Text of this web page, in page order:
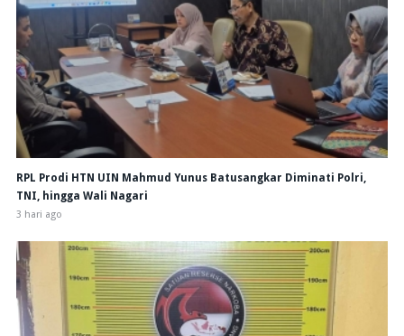
RPL Prodi HTN UIN Mahmud Yunus Batusangkar Diminati Polri,
TNI, hingga Wali Nagari
3 hari ago